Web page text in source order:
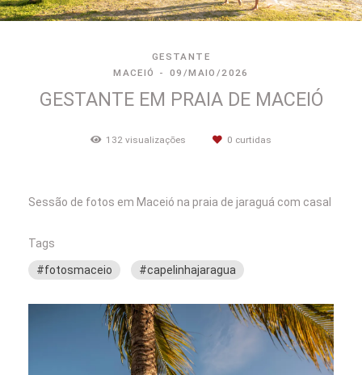
GESTANTE
MACEIÓ
09/MAIO/2026
GESTANTE EM PRAIA DE MACEIÓ
132 visualizações 0 curtidas
Sessão de fotos em Maceió na praia de jaraguá com casal
Tags
#fotosmaceio #capelinhajaragua